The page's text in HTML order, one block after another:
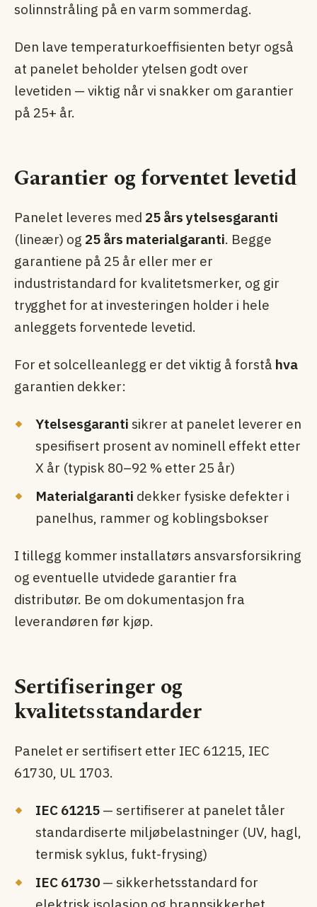
solinnstråling på en varm sommerdag.
Den lave temperaturkoeffisienten betyr også
at panelet beholder ytelsen godt over
levetiden — viktig når vi snakker om garantier
på 25+ år.
Garantier og forventet levetid
Panelet leveres med 25 års ytelsesgaranti
(lineær) og 25 års materialgaranti. Begge
garantiene på 25 år eller mer er
industristandard for kvalitetsmerker, og gir
trygghet for at investeringen holder i hele
anleggets forventede levetid.
For et solcelleanlegg er det viktig å forstå hva
garantien dekker:
Ytelsesgaranti sikrer at panelet leverer en
spesifisert prosent av nominell effekt etter
X år (typisk 80–92 % etter 25 år)
Materialgaranti dekker fysiske defekter i
panelhus, rammer og koblingsbokser
I tillegg kommer installatørs ansvarsforsikring
og eventuelle utvidede garantier fra
distributør. Be om dokumentasjon fra
leverandøren før kjøp.
Sertifiseringer og
kvalitetsstandarder
Panelet er sertifisert etter IEC 61215, IEC
61730, UL 1703.
IEC 61215 — sertifiserer at panelet tåler
standardiserte miljøbelastninger (UV, hagl,
termisk syklus, fukt-frysing)
IEC 61730 — sikkerhets­standard for